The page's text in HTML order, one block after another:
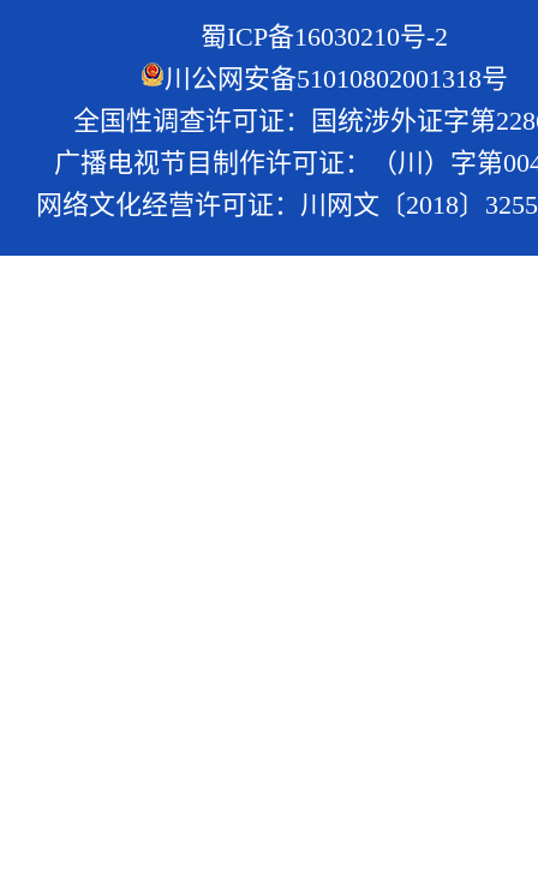
蜀ICP备16030210号-2
川公网安备51010802001318号
全国性调查许可证：国统涉外证字第
广播电视节目制作许可证：（川）字第
网络文化经营许可证：川网文〔2018〕